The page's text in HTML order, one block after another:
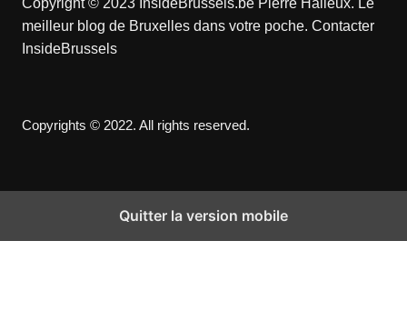
Copyright © 2023 InsideBrussels.be Pierre Halleux. Le
meilleur blog de Bruxelles dans votre poche. Contacter
InsideBrussels
Copyrights © 2022. All rights reserved.
Quitter la version mobile